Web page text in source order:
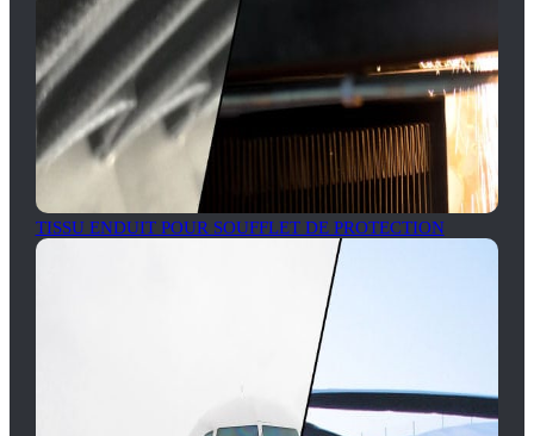
TISSU ENDUIT POUR SOUFFLET DE PROTECTION